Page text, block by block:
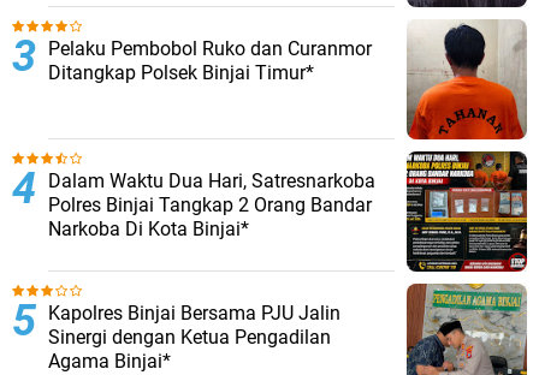
Pelaku Pembobol Ruko dan Curanmor
Ditangkap Polsek Binjai Timur*
Dalam Waktu Dua Hari, Satresnarkoba
Polres Binjai Tangkap 2 Orang Bandar
Narkoba Di Kota Binjai*
Kapolres Binjai Bersama PJU Jalin
Sinergi dengan Ketua Pengadilan
Agama Binjai*